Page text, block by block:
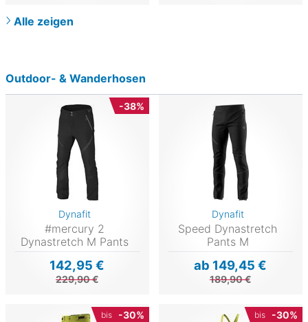
Alle zeigen
Outdoor- & Wanderhosen
-38%
Dynafit
#mercury 2
Dynastretch M Pants
142,95 €
229,90 €
Dynafit
Speed Dynastretch
Pants M
ab 149,45 €
189,90 €
bis -30% bis -30%